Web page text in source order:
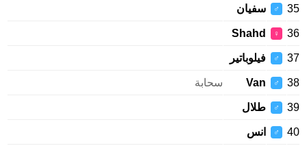
♂ سفيان
♀
Shahd
♂ فيلوباتير
♂
Van سحابة
♂ طلال
♂ انس